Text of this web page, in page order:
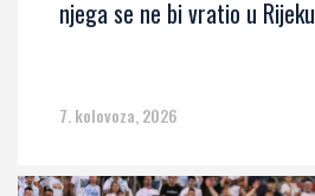
njega se ne bi vratio u Rijeku
7. kolovoza, 2026